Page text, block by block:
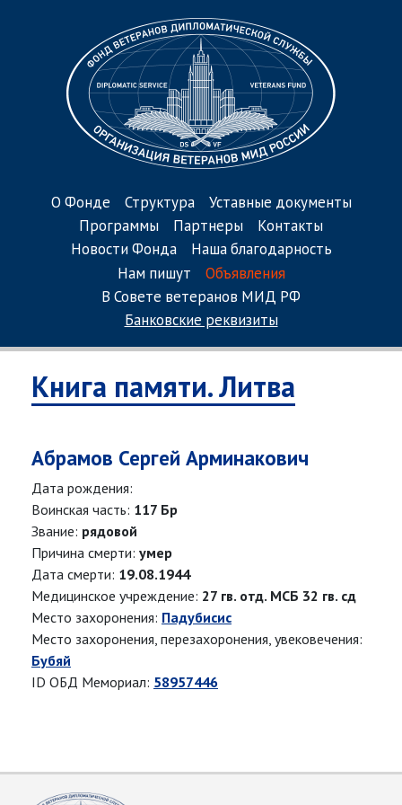
О Фонде Структура
Уставные документы
Программы
Партнеры
Контакты
Новости Фонда
Наша благодарность
Нам пишут
Объявления
В Совете ветеранов МИД РФ
Банковские реквизиты
Книга памяти. Литва
Абрамов Сергей Арминакович
Дата рождения:
Воинская часть: 117 Бр
Звание: рядовой
Причина смерти: умер
Дата смерти: 19.08.1944
Медицинское учреждение: 27 гв. отд. МСБ 32 гв. сд
Место захоронения: Падубисис
Место захоронения, перезахоронения, увековечения:
Бубяй
ID ОБД Мемориал: 58957446